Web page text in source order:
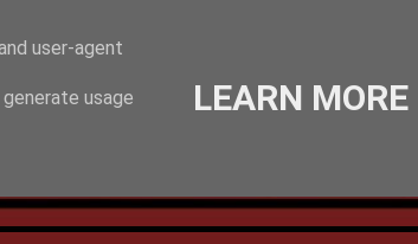
user-agent
usage LEARN MORE